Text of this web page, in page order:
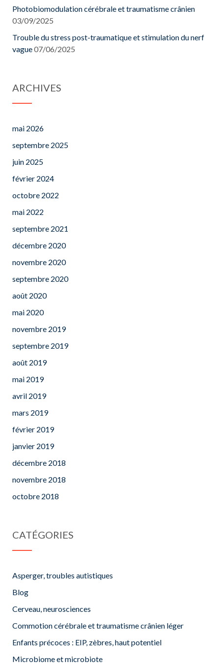
Photobiomodulation cérébrale et traumatisme crânien
03/09/2025
Trouble du stress post-traumatique et stimulation du nerf
vague07/06/2025
ARCHIVES
mai 2026
septembre 2025
juin 2025
février 2024
octobre 2022
mai 2022
septembre 2021
décembre 2020
novembre 2020
septembre 2020
août 2020
mai 2020
novembre 2019
septembre 2019
août 2019
mai 2019
avril 2019
mars 2019
février 2019
janvier 2019
décembre 2018
novembre 2018
octobre 2018
CATÉGORIES
Asperger, troubles autistiques
Blog
Cerveau, neurosciences
Commotion cérébrale et traumatisme crânien léger
Enfants précoces : EIP, zèbres, haut potentiel
Microbiome et microbiote